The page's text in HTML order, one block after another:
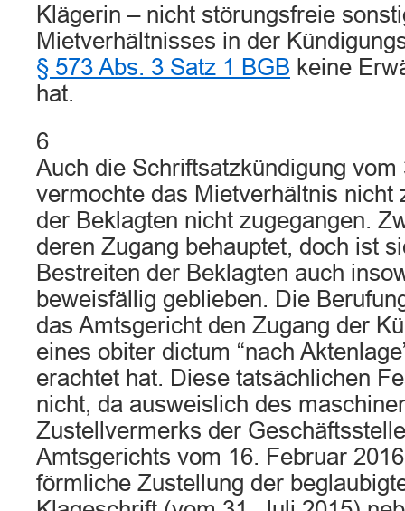
Klägerin – nicht störungsfreie
Mietverhältnisses in der
§ 573 Abs. 3 Satz 1 BGB keine
hat.
6
Auch die Schriftsatzkündigung
vermochte das Mietverhältnis nicht
der Beklagten nicht zugegangen.
deren Zugang behauptet, doch ist
Bestreiten der Beklagten auch
beweisfällig geblieben. Die
das Amtsgericht den Zugang der
eines obiter dictum “nach
erachtet hat. Diese tatsächlichen
nicht, da ausweislich des
Zustellvermerks der
Amtsgerichts vom 16. Februar
förmliche Zustellung der